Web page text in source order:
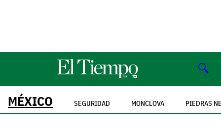
🔍
MÉXICO SEGURIDAD MONCLOVA PIEDRAS